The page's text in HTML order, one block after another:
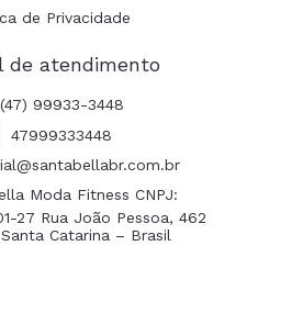
de Privacidade
de atendimento
(47) 99933-3448
47999333448
Moda Fitness CNPJ:
27 Rua João Pessoa, 462
Catarina – Brasil